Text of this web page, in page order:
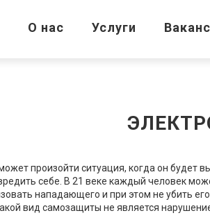
О нас Услуги
произойти ситуация, когда он
себе. В 21 веке каждый человек
нападающего и при этом не убить
вид самозащиты не является